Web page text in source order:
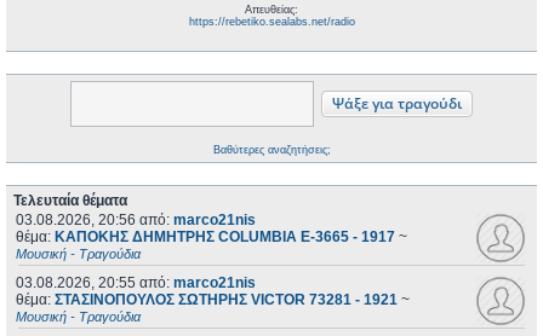
Απευθείας:
https://rebetiko.sealabs.net/radio
Βαθύτερες αναζητήσεις;
Τελευταία θέματα
03.08.2026, 20:56 από: marco21nis
θέμα: ΚΑΠΟΚΗΣ ΔΗΜΗΤΡΗΣ COLUMBIA E-3665 - 1917 ~
Μουσική - Τραγούδια
03.08.2026, 20:55 από: marco21nis
θέμα: ΣΤΑΣΙΝΟΠΟΥΛΟΣ ΣΩΤΗΡΗΣ VICTOR 73281 - 1921 ~
Μουσική - Τραγούδια